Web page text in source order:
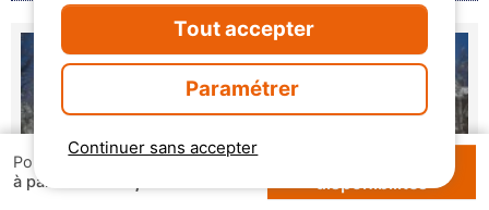
Pour 1 semaine
à partir de
disponibilités
Continuer sans accepter
Tout accepter
Paramétrer